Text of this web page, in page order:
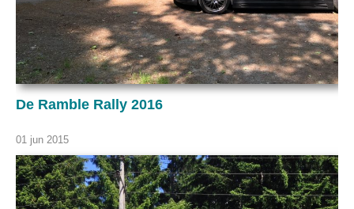
De Ramble Rally 2016
01 jun 2015